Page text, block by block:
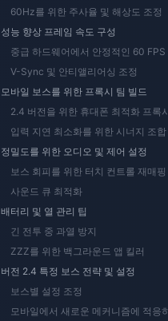
₩ 6578.07
₩ 7901.43
지금 구매하기
₩ 6593.55
₩ 7901.43
지금 구매하기
60Hz를 위한 주사율 및 해상도 조정
성능 향상 프레임 속도 구성
중급 하드웨어에서 안정적인 60 FPS
V-Sync 및 안티앨리어싱 조정
모바일 보스를 위한 프록시 팀 빌드
2.4 버전을 위한 휴대폰 최적화 프록
입력 지연 최소화를 위한 시너지 조합
정밀도를 위한 오디오 및 제어 설정
보스 회피를 위한 터치 컨트롤 재매핑
사운드 큐 최적화
배터리 및 열 관리 팁
긴 전투 중 과열 방지
ZZZ를 위한 백그라운드 앱 킬러
버전 2.4 특정 보스 전략 및 설정
보스별 설정 조정
모바일에서 새로운 메커니즘에 적응